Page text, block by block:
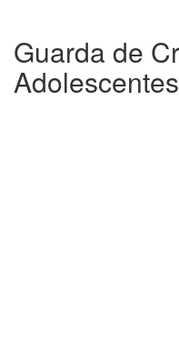
Guarda de
Adolescentes